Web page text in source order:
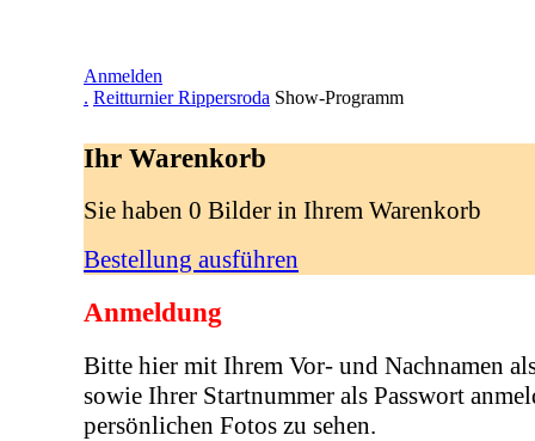
Anmelden
. Reitturnier Rippersroda Show-Programm
Ihr Warenkorb
Sie haben 0 Bilder in Ihrem Warenkorb
Bestellung ausführen
Anmeldung
Bitte hier mit Ihrem Vor- und Nachnamen
sowie Ihrer Startnummer als Passwort
persönlichen Fotos zu sehen.